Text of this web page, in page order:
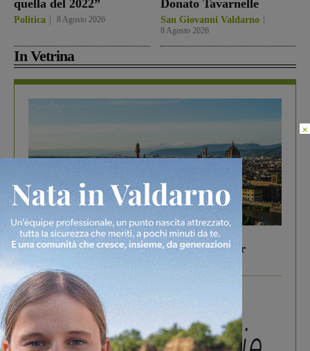
quella del 2022”
Politica 8 Agosto 2026
Donato Tavarnelle
San Giovanni Valdarno
8 Agosto 2026
In Vetrina
In vetrina 6 Agosto 2026
Gita di famiglia a Firenze: 5 idee per far
divertire i tuoi figli
×